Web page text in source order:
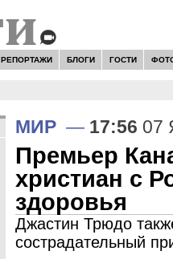
РЕПОРТАЖИ БЛОГИ ГОСТИ
МИР — 17:56 07
Премьер
христиан с
здоровья
Джастин Трюдо
сострадательный